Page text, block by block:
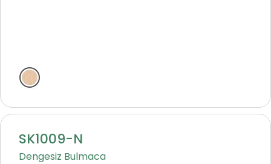
Natural
SK1009-N
Dengesiz Bulmaca